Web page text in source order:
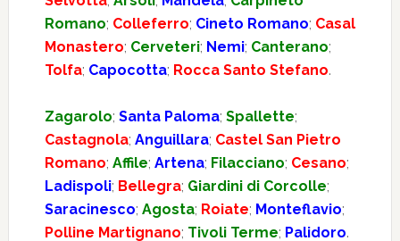
Romano; Colleferro; Cineto Romano; Casal
Monastero; Cerveteri; Nemi; Canterano;
Tolfa; Capocotta; Rocca Santo Stefano.
Zagarolo; Santa Paloma; Spallette;
Castagnola; Anguillara; Castel San Pietro
Romano; Affile; Artena; Filacciano; Cesano;
Ladispoli; Bellegra; Giardini di Corcolle;
Saracinesco; Agosta; Roiate; Monteflavio;
Polline Martignano; Tivoli Terme; Palidoro.